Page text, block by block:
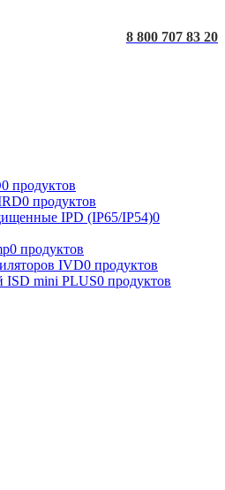
8 800 707 83 20
0 продуктов
0 продуктов
IPD (IP65/IP54)0
0 продуктов
IVD0 продуктов
ISD mini PLUS0 продуктов